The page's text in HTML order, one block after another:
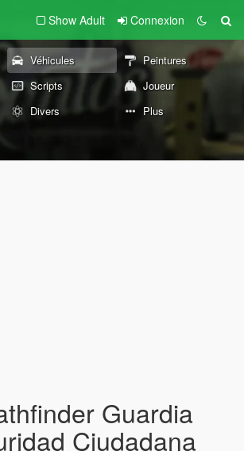
Show Adult Connexion
Véhicules
Peintures
Scripts
Joueur
Divers Plus
Guardia
Ciudadana